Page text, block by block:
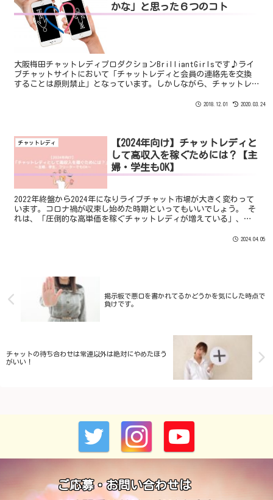
かな」と思った６つのコト
大阪梅田チャットレディプロダクションBrilliantGirlsです♪ライ
ブチャットサイトにおいて「チャットレディと会員の連絡先を交換
することは原則禁止」となっています。しかしながら、チャットレ
2018.12.01 2020.03.24
チャットレディ
【2024年向け】チャットレディと
して高収入を稼ぐためには？【主
婦・学生もOK】
2022年終盤から2024年になりライブチャット市場が大きく変わって
います。コロナ禍が収束し始めた時期といってもいいでしょう。 そ
れは、「圧倒的な高単価を稼ぐチャットレディが増えている」、
2024.04.05
掲示板で悪口を書かれてるかどうかを気にした時点で
負けです。
チャットの待ち合わせは常連以外は絶対にやめたほう
がいい！
ご応募・お問い合わせは